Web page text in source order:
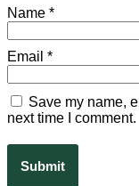
Name *
Email *
Save my name,
next time I comment.